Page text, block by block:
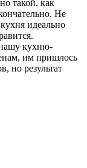
такой, как
Не
идеально
кухню-
им пришлось
но результат